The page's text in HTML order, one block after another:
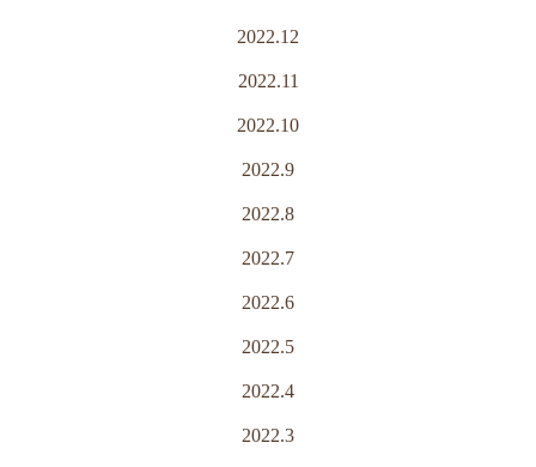
2022.12
2022.11
2022.10
2022.9
2022.8
2022.7
2022.6
2022.5
2022.4
2022.3